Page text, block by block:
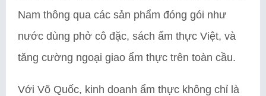
Nam thông qua các sản phẩm đóng gói như
nước dùng phở cô đặc, sách ẩm thực Việt, và
tăng cường ngoại giao ẩm thực trên toàn cầu.
Với Võ Quốc, kinh doanh ẩm thực không chỉ là